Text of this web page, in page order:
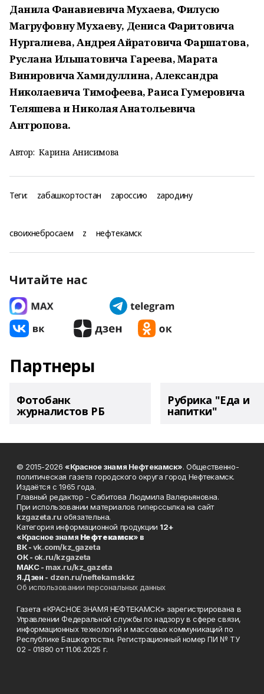
Данила Фанавиевича Мухаева, Филусю
Магруфовну Мухаеву, Дениса Фаритовича
Нургалиева, Андрея Айратовича Фаршатова,
Руслана Ильшатовича Гареева, Марата
Винировича Хамидуллина, Александра
Николаевича Тимофеева, Раиса Гумеровича
Теляшева и Николая Анатольевича
Антропова.
Автор: Карина Анисимова
Теги: zабашкортостан zароссию zародину
своихнебросаем z нефтекамск
Читайте нас
Партнеры
Фотобанк
журналистов РБ
Рубрика "Еда и
напитки"
© 2015-2026 «Красное знамя Нефтекамск». Общественно-
политическая газета городского округа город Нефтекамск.
Издаётся с 1965 года.
Главный редактор - Сабитова Людмила Валерьяновна.
При использовании материалов гиперссылка на сайт
kzgazeta.ru обязательна.
Категория информационной продукции 12+
«Красное знамя Нефтекамск» в
ВК -vk.com/kz_gazeta
ОК - ok.ru/kzgazeta
MAKC - max.ru/kz_gazeta
Я.Дзен - dzen.ru/neftekamskkz
Об использовании персональных данных
Газета «КРАСНОЕ ЗНАМЯ НЕФТЕКАМСК» зарегистрирована в
Управлении Федеральной службы по надзору в сфере связи,
информационных технологий и массовых коммуникаций по
Республике Башкортостан. Регистрационный номер ПИ № ТУ
02 - 01880 от 11.06.2025 г.